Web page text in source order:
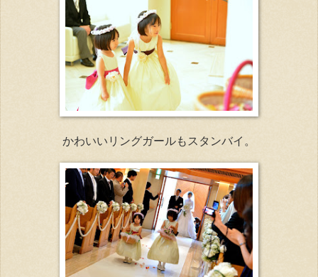
かわいいリングガールもスタンバイ。